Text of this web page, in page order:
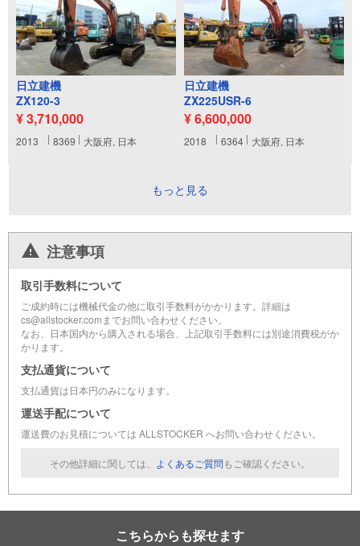
日立建機
ZX120-3
¥ 3,710,000
2013 8369 大阪府, 日本
日立建機
ZX225USR-6
¥ 6,600,000
2018 6364 大阪府, 日本
もっと見る
注意事項
取引手数料について
ご成約時には機械代金の他に取引手数料がかかります。詳細は
cs@allstocker.comまでお問い合わせください。
なお、日本国内から購入される場合、上記取引手数料には別途消費税がか
かります。
支払通貨について
支払通貨は日本円のみになります。
運送手配について
運送費のお見積については ALLSTOCKER へお問い合わせください。
その他詳細に関しては、 よくあるご質問もご確認ください。
こちらからも探せます